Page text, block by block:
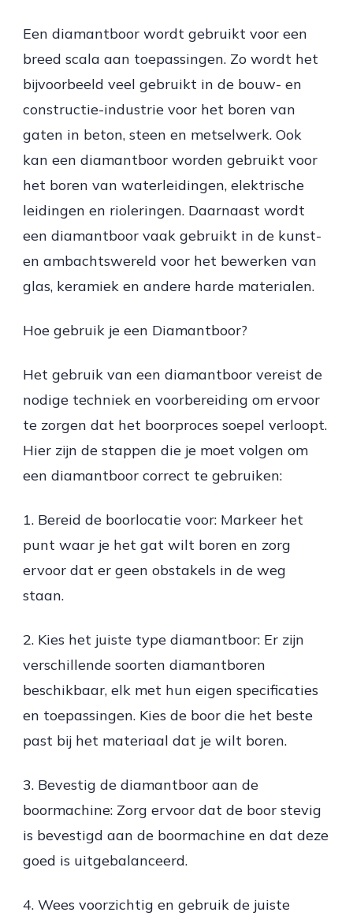
Een diamantboor wordt gebruikt voor een
breed scala aan toepassingen. Zo wordt het
bijvoorbeeld veel gebruikt in de bouw- en
constructie-industrie voor het boren van
gaten in beton, steen en metselwerk. Ook
kan een diamantboor worden gebruikt voor
het boren van waterleidingen, elektrische
leidingen en rioleringen. Daarnaast wordt
een diamantboor vaak gebruikt in de kunst-
en ambachtswereld voor het bewerken van
glas, keramiek en andere harde materialen.
Hoe gebruik je een Diamantboor?
Het gebruik van een diamantboor vereist de
nodige techniek en voorbereiding om ervoor
te zorgen dat het boorproces soepel verloopt.
Hier zijn de stappen die je moet volgen om
een diamantboor correct te gebruiken:
1. Bereid de boorlocatie voor: Markeer het
punt waar je het gat wilt boren en zorg
ervoor dat er geen obstakels in de weg
staan.
2. Kies het juiste type diamantboor: Er zijn
verschillende soorten diamantboren
beschikbaar, elk met hun eigen specificaties
en toepassingen. Kies de boor die het beste
past bij het materiaal dat je wilt boren.
3. Bevestig de diamantboor aan de
boormachine: Zorg ervoor dat de boor stevig
is bevestigd aan de boormachine en dat deze
goed is uitgebalanceerd.
4. Wees voorzichtig en gebruik de juiste